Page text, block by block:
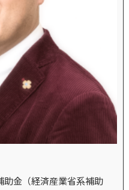
助金（経済産業省系補助